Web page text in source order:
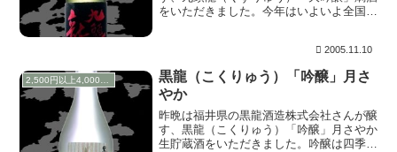
をいただきました。今年はいよいよ全国的
でいただきました。上立ち香は抑え目で、
ほんのりバニ...
2005.11.10
黒龍（こくりゅう）「吟醸」月さ
やか
昨晩は福井県の黒龍酒造株式会社さんが醸
す、黒龍（こくりゅう）「吟醸」月さやか
生貯蔵酒をいただきました。吟醸は四季シ